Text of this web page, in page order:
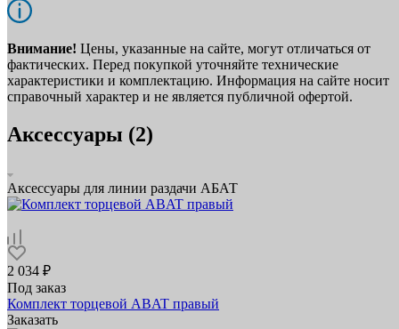
Внимание! Цены, указанные на сайте, могут отличаться от
фактических. Перед покупкой уточняйте технические
характеристики и комплектацию. Информация на сайте носит
справочный характер и не является публичной офертой.
Аксессуары (2)
Аксессуары для линии раздачи АБАТ
2 034 ₽
Под заказ
Комплект торцевой ABAT правый
Заказать